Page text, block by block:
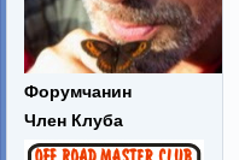
Форумчанин
Член Клуба